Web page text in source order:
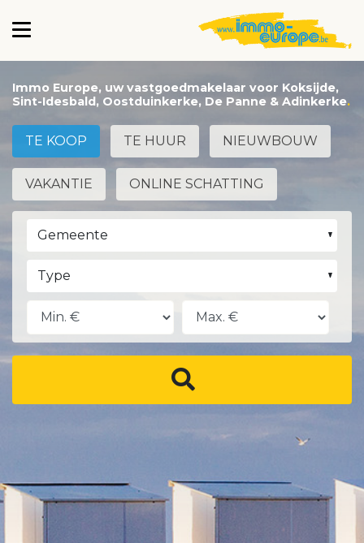
Immo Europe, uw vastgoedmakelaar voor Koksijde,
Sint-Idesbald, Oostduinkerke, De Panne & Adinkerke
TE KOOP TE HUUR NIEUWBOUW
VAKANTIE ONLINE SCHATTING
Gemeente
Type